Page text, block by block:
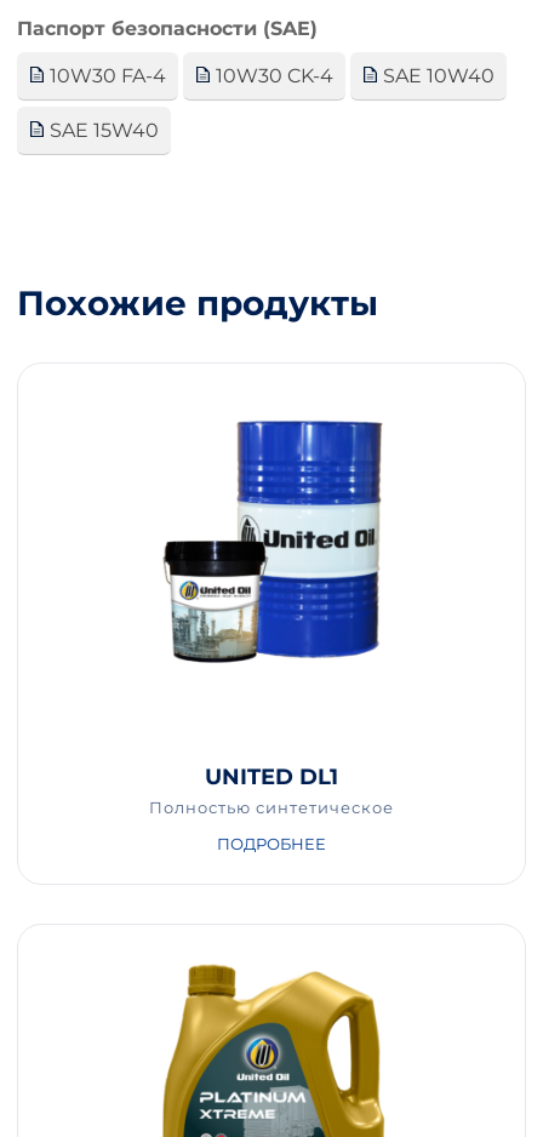
Паспорт безопасности (SAE)
10W30 FA-4 10W30 CK-4 SAE 10W40
SAE 15W40
Похожие продукты
UNITED DL1
Полностью синтетическое
ПОДРОБНЕЕ